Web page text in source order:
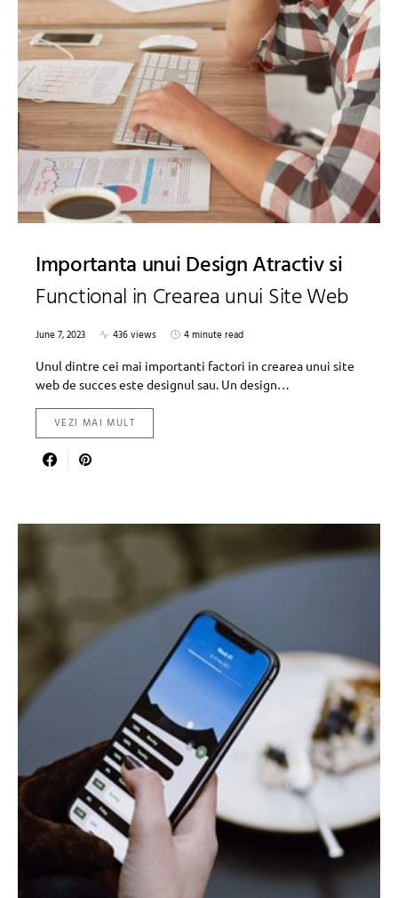
Importanta unui Design Atractiv si
Functional in Crearea unui Site Web
June 7, 2023 436 views
4 minute read
Unul dintre cei mai importanti factori in crearea unui site
web de succes este designul sau. Un design…
VEZI MAI MULT